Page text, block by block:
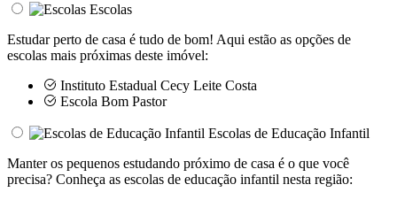
Escolas
Estudar perto de casa é tudo de bom! Aqui estão as opções de
escolas mais próximas deste imóvel:
Instituto Estadual Cecy Leite Costa
Escola Bom Pastor
Escolas de Educação Infantil
Manter os pequenos estudando próximo de casa é o que você
precisa? Conheça as escolas de educação infantil nesta região: